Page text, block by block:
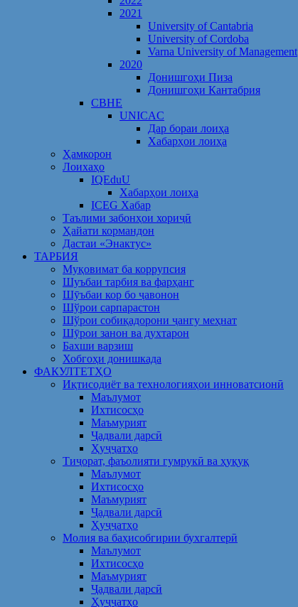
2021
University of Cantabria
University of Cordoba
Varna University of Management
2020
Донишгоҳи Пиза
Донишгоҳи Кантабрия
CBHE
UNICAC
Дар бораи лоиҳа
Хабарҳои лоиҳа
Ҳамкорон
Лоихаҳо
IQEduU
Хабарҳои лоиҳа
ICEG Хабар
Таълими забонҳои хориҷӣ
Ҳайати кормандон
Дастаи «Энактус»
ТАРБИЯ
Муқовимат ба коррупсия
Шуъбаи тарбия ва фарҳанг
Шӯъбаи кор бо ҷавонон
Шўрои сарпарастон
Шўрои собиқадорони ҷангу меҳнат
Шӯрои занон ва духтарон
Бахши варзиш
Хобгоҳи донишкада
ФАКУЛТЕТҲО
Иқтисодиёт ва технологияҳои инноватсионӣ
Маълумот
Ихтисосҳо
Маъмурият
Ҷадвали дарсӣ
Ҳуҷҷатҳо
Тиҷорат, фаъолияти гумрукӣ ва ҳуқуқ
Маълумот
Ихтисосҳо
Маъмурият
Ҷадвали дарсӣ
Ҳуҷҷатҳо
Молия ва баҳисобгирии бухгалтерӣ
Маълумот
Ихтисосҳо
Маъмурият
Ҷадвали дарсӣ
Ҳуҷҷатҳо